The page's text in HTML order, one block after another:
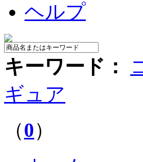
ヘルプ
キーワード：
ギュア
（0）